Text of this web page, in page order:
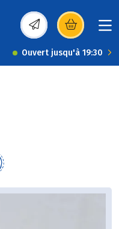
(s’ouvre dans une
Ouvert jusqu'à 19:30